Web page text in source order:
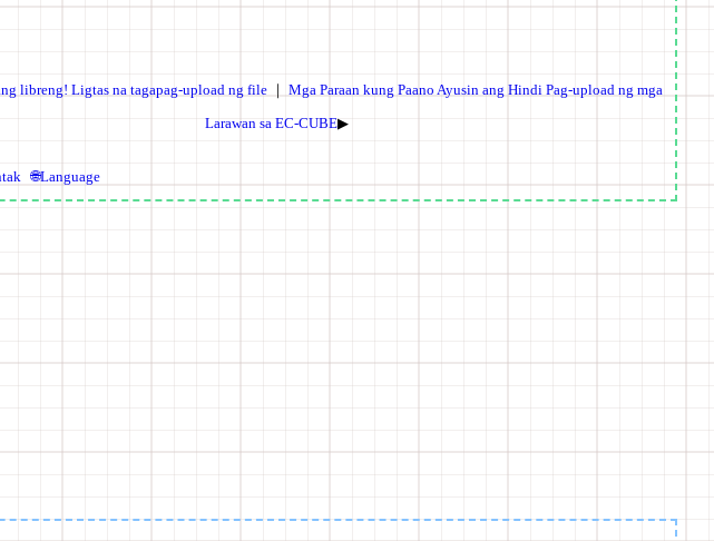
libreng! Ligtas na tagapag-upload ng file｜ Mga Paraan kung Paano Ayusin ang Hindi Pag-upload ng mga
Larawan sa EC-CUBE▶
🌐Language